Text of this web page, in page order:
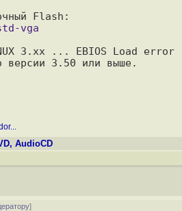
3.xx ... EBIOS Load
AudioCD
]